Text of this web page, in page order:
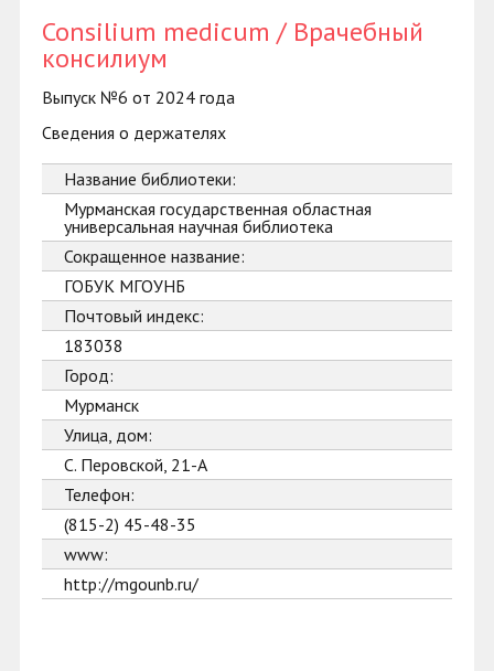
Consilium medicum / Врачебный
консилиум
Выпуск №6 от 2024 года
Сведения о держателях
Название библиотеки:
Мурманская государственная областная
универсальная научная библиотека
Сокращенное название:
ГОБУК МГОУНБ
Почтовый индекс:
183038
Город:
Мурманск
Улица, дом:
С. Перовской, 21-А
Телефон:
(815-2) 45-48-35
www:
http://mgounb.ru/